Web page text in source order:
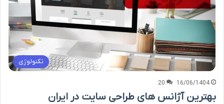
تکنولوژی
16/06/1404
20
بهترین آژانس های طراحی سایت در ایران